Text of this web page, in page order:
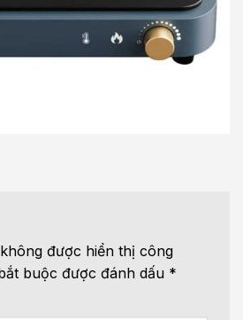
được hiển thị công
buộc được đánh dấu *